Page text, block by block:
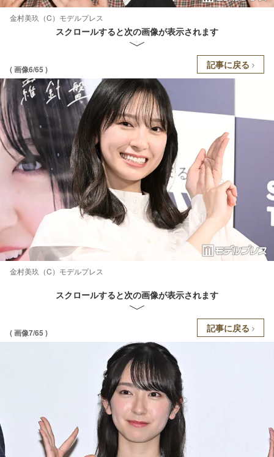
金村美玖（C）モデルプレス
スクロールすると次の画像が表示されます
( 画像6/65 ) 記事に戻る
金村美玖（C）モデルプレス
スクロールすると次の画像が表示されます
( 画像7/65 ) 記事に戻る